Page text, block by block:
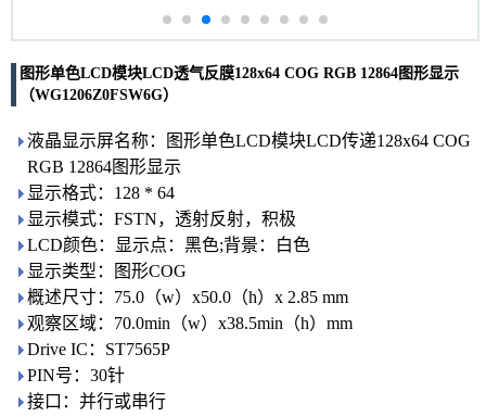
图形单色LCD模块LCD透气反膜128x64 COG RGB 12864图形显示
（WG1206Z0FSW6G）
液晶显示屏名称：图形单色LCD模块LCD传递128x64 COG
RGB 12864图形显示
显示格式：128 * 64
显示模式：FSTN，透射反射，积极
LCD颜色：显示点：黑色;背景：白色
显示类型：图形COG
概述尺寸：75.0（w）x50.0（h）x 2.85 mm
观察区域：70.0min（w）x38.5min（h）mm
Drive IC：ST7565P
PIN号：30针
接口：并行或串行